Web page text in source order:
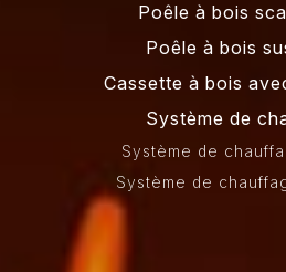
Poêle à bois
Poêle à bois
Cassette à bois
Système de
Système de
Système de